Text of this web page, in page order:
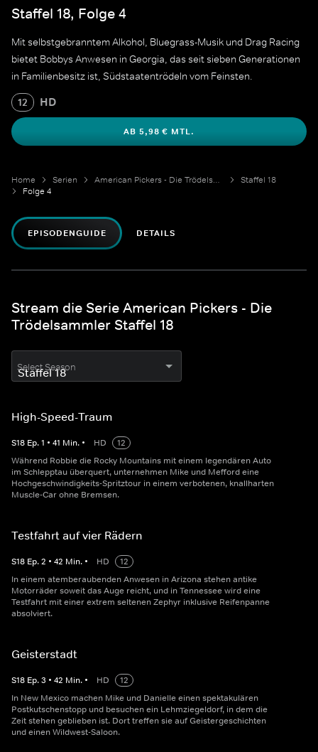
Staffel 18, Folge 4
Mit selbstgebranntem Alkohol, Bluegrass-Musik und Drag Racing
bietet Bobbys Anwesen in Georgia, das seit sieben Generationen
in Familienbesitz ist, Südstaatentrödeln vom Feinsten.
12 HD
AB 5,98 € MTL.
Home Serien American Pickers - Die Trödelsammler
Staffel 18
Folge 4
EPISODENGUIDE DETAILS
Stream die Serie American Pickers - Die
Trödelsammler Staffel 18
Select Season
High-Speed-Traum
S18 Ep.1 • 41 Min. • HD
12
Während Robbie die Rocky Mountains mit einem legendären Auto
im Schlepptau überquert, unternehmen Mike und Mefford eine
Hochgeschwindigkeits-Spritztour in einem verbotenen, knallharten
Muscle-Car ohne Bremsen.
Testfahrt auf vier Rädern
S18 Ep.2 • 42 Min. • HD
12
In einem atemberaubenden Anwesen in Arizona stehen antike
Motorräder soweit das Auge reicht, und in Tennessee wird eine
Testfahrt mit einer extrem seltenen Zephyr inklusive Reifenpanne
absolviert.
Geisterstadt
S18 Ep.3 • 42 Min. • HD
12
In New Mexico machen Mike und Danielle einen spektakulären
Postkutschenstopp und besuchen ein Lehmziegeldorf, in dem die
Zeit stehen geblieben ist. Dort treffen sie auf Geistergeschichten
und einen Wildwest-Saloon.